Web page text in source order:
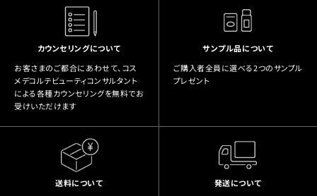
カウンセリングについて
お客さまのご都合にあわせて、コス
メデコルテビューティコンサルタント
による各種カウンセリングを無料でお
受けいただけます
サンプル品について
ご購入者全員に選べる2つのサンプル
プレゼント
送料について
発送について